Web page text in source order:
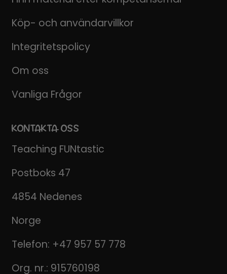
Köp- och användarvillkor
Integritetspolicy
Om oss
Vanliga Frågor
KONTAKTA OSS
Teaching FUNtastic
Postboks 47
4854 Nedenes
Norge
Telefon: +47 957 57 778
Org. nr.: 915760198